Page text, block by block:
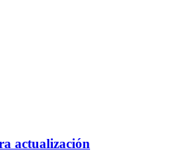
actualización